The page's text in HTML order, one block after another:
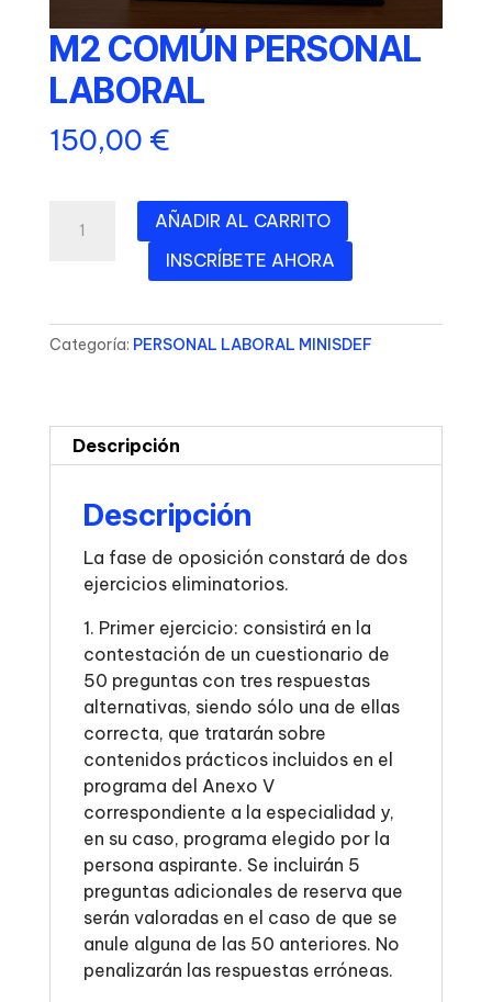
M2 COMÚN PERSONAL
LABORAL
150,00 €
COMÚN
AÑADIR AL CARRITO
INSCRÍBETE AHORA
Categoría: PERSONAL LABORAL MINISDEF
Descripción
Descripción
La fase de oposición constará de dos
ejercicios eliminatorios.
1. Primer ejercicio: consistirá en la
contestación de un cuestionario de
50 preguntas con tres respuestas
alternativas, siendo sólo una de ellas
correcta, que tratarán sobre
contenidos prácticos incluidos en el
programa del Anexo V
correspondiente a la especialidad y,
en su caso, programa elegido por la
persona aspirante. Se incluirán 5
preguntas adicionales de reserva que
serán valoradas en el caso de que se
anule alguna de las 50 anteriores. No
penalizarán las respuestas erróneas.